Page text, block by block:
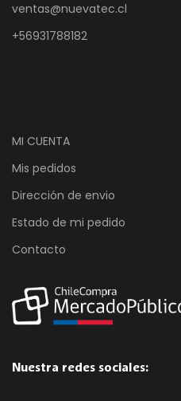
ventas@nuevatec.cl
+56931788182
MI CUENTA
Mis pedidos
Dirección de envio
Estado de mi pedido
Contacto
Nuestra redes sociales: